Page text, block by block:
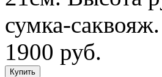
сумка-
1900 руб.